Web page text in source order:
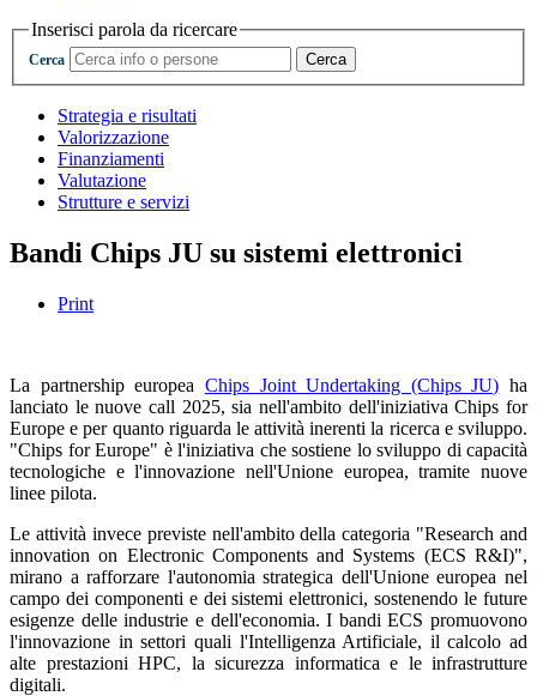
Inserisci parola da ricercare
Cerca Cerca
Strategia e risultati
Valorizzazione
Finanziamenti
Valutazione
Strutture e servizi
Bandi Chips JU su sistemi elettronici
Print
La partnership europea Chips Joint Undertaking (Chips JU) ha
lanciato le nuove call 2025, sia nell'ambito dell'iniziativa Chips for
Europe e per quanto riguarda le attività inerenti la ricerca e sviluppo.
"Chips for Europe" è l'iniziativa che sostiene lo sviluppo di capacità
tecnologiche e l'innovazione nell'Unione europea, tramite nuove
linee pilota.
Le attività invece previste nell'ambito della categoria "Research and
innovation on Electronic Components and Systems (ECS R&I)",
mirano a rafforzare l'autonomia strategica dell'Unione europea nel
campo dei componenti e dei sistemi elettronici, sostenendo le future
esigenze delle industrie e dell'economia. I bandi ECS promuovono
l'innovazione in settori quali l'Intelligenza Artificiale, il calcolo ad
alte prestazioni HPC, la sicurezza informatica e le infrastrutture
digitali.